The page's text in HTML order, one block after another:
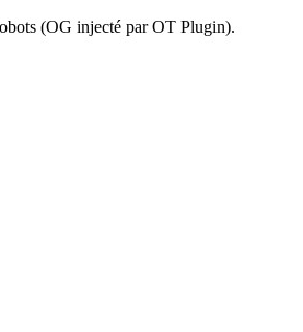
(OG injecté par OT Plugin).